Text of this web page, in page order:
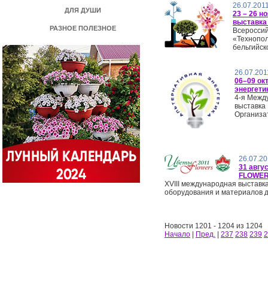
ДЛЯ ДУШИ
РАЗНОЕ ПОЛЕЗНОЕ
23 – 26
06–09
4-я
31
XVIIІ международная
оборудования и материалов
Новости 1201 - 1204 из 1204
Начало
Пред. 237 238 239